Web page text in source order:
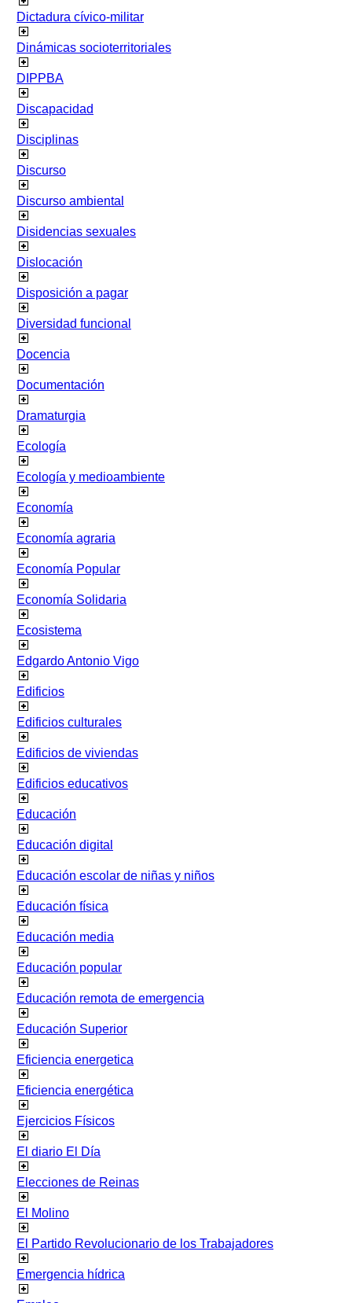
Dictadura cívico-militar
Dinámicas socioterritoriales
DIPPBA
Discapacidad
Disciplinas
Discurso
Discurso ambiental
Disidencias sexuales
Dislocación
Disposición a pagar
Diversidad funcional
Docencia
Documentación
Dramaturgia
Ecología
Ecología y medioambiente
Economía
Economía agraria
Economía Popular
Economía Solidaria
Ecosistema
Edgardo Antonio Vigo
Edificios
Edificios culturales
Edificios de viviendas
Edificios educativos
Educación
Educación digital
Educación escolar de niñas y niños
Educación física
Educación media
Educación popular
Educación remota de emergencia
Educación Superior
Eficiencia energetica
Eficiencia energética
Ejercicios Físicos
El diario El Día
Elecciones de Reinas
El Molino
El Partido Revolucionario de los Trabajadores
Emergencia hídrica